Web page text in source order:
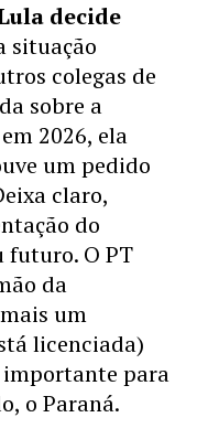
decide
situação
colegas de
sobre a
2026, ela
um pedido
claro,
do
futuro. O PT
da
um
licenciada)
para
o Paraná.